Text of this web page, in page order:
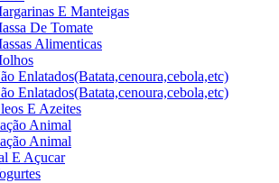
E Manteigas
De Tomate
Alimenticas
Enlatados(Batata,cenoura,cebola,etc)
Enlatados(Batata,cenoura,cebola,etc)
E Azeites
Animal
Animal
E Açucar